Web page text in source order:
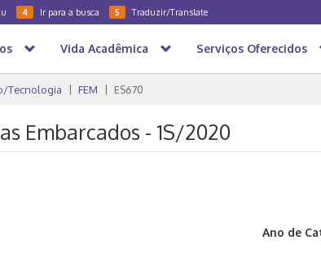
4 Ir para a busca 5 Traduzir/Translate
Vida Acadêmica Serviços Oferecidos
Tecnologia FEM ES670
Embarcados - 1S/2020
Ano de